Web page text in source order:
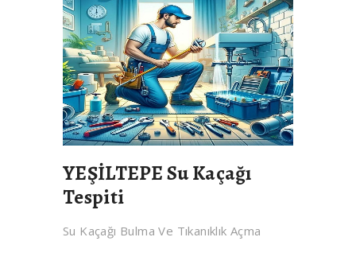
YEŞİLTEPE Su Kaçağı
Tespiti
Su Kaçağı Bulma Ve Tıkanıklık Açma